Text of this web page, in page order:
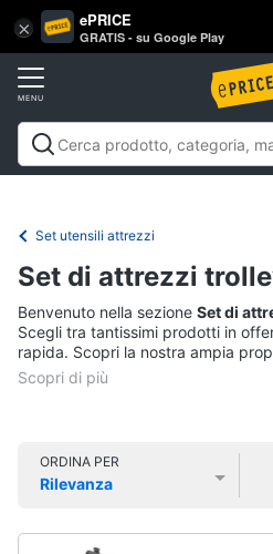
× ePRICE
GRATIS - su Google Play
Accedi
Registrati
Offerte
Informatica
Telefonia
Tv
Cinema
home
Vai
al
Set utensili attrezzi
Set di attrezzi
Benvenuto nella sezione Set di
Scegli tra tantissimi prodotti in
rapida. Scopri la nostra ampia
acquista comodamente online.
ORDINA PER
Rilevanza